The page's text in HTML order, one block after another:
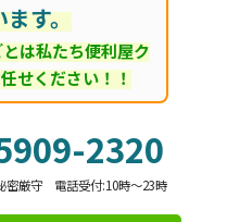
ます。
は私たち便利屋ク
せください！！
2320
密厳守 電話受付:10時～23時